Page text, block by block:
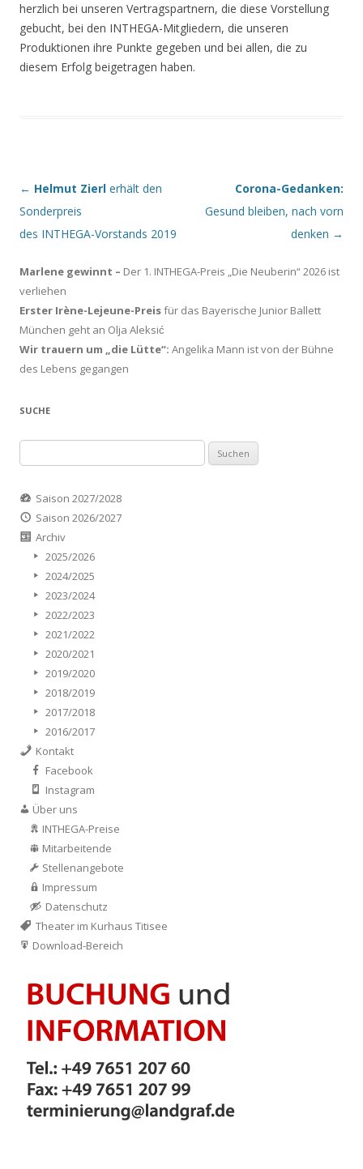
herzlich bei unseren Vertragspartnern, die diese Vorstellung
gebucht, bei den INTHEGA-Mitgliedern, die unseren
Produktionen ihre Punkte gegeben und bei allen, die zu
diesem Erfolg beigetragen haben.
← Helmut Zierl erhält den
Sonderpreis
des INTHEGA-Vorstands 2019
Corona-Gedanken:
Gesund bleiben, nach vorn
denken →
Marlene gewinnt – Der 1. INTHEGA-Preis „Die Neuberin“ 2026 ist
verliehen
Erster Irène-Lejeune-Preisfür das Bayerische Junior Ballett
München geht an Olja Aleksić
Wir trauern um „die Lütte“: Angelika Mann ist von der Bühne
des Lebens gegangen
SUCHE
nach:
Saison 2027/2028
Saison 2026/2027
Archiv
2025/2026
2024/2025
2023/2024
2022/2023
2021/2022
2020/2021
2019/2020
2018/2019
2017/2018
2016/2017
Kontakt
Facebook
Instagram
Über uns
INTHEGA-Preise
Mitarbeitende
Stellenangebote
Impressum
Datenschutz
Theater im Kurhaus Titisee
Download-Bereich